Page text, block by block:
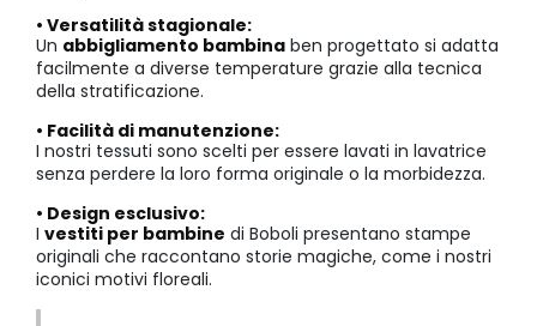
• Versatilità stagionale:
Un abbigliamento bambina ben progettato si adatta
facilmente a diverse temperature grazie alla tecnica
della stratificazione.
• Facilità di manutenzione:
I nostri tessuti sono scelti per essere lavati in lavatrice
senza perdere la loro forma originale o la morbidezza.
• Design esclusivo:
I vestiti per bambine di Boboli presentano stampe
originali che raccontano storie magiche, come i nostri
iconici motivi floreali.